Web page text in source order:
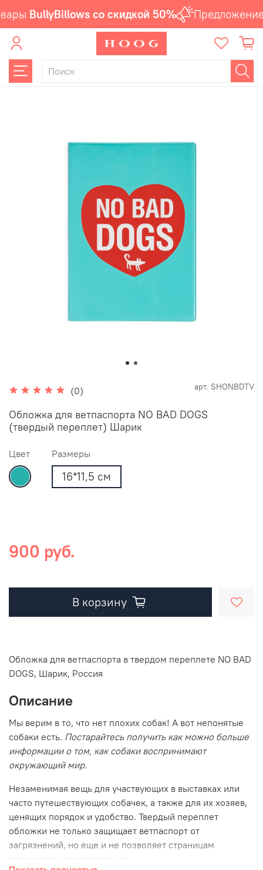
BullyBillows со скидкой 50% Предложение
(0) арт. SHONBDTV
Обложка для ветпаспорта NO BAD DOGS
(твердый переплет) Шарик
Цвет Размеры
16*11,5 см
900 руб.
В корзину
Обложка для ветпаспорта в твердом переплете NO BAD
DOGS, Шарик, Россия
Описание
Мы верим в то, что нет плохих собак! А вот непонятые
собаки есть. Постарайтесь получить как можно больше
информации о том, как собаки воспринимают
окружающий мир.
Незаменимая вещь для участвующих в выставках или
часто путешествующих собачек, а также для их хозяев,
ценящих порядок и удобство. Твердый переплет
обложки не только защищает ветпаспорт от
загрязнений, но еще и не позволяет страницам